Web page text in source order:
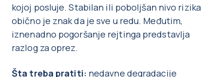
kojoj posluje. Stabilan ili poboljšan nivo rizika
obično je znak da je sve u redu. Međutim,
iznenadno pogoršanje rejtinga predstavlja
razlog za oprez.
Šta treba pratiti: nedavne degradacije